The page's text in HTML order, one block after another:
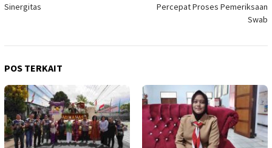
Sinergitas
Percepat Proses Pemeriksaan
Swab
POS TERKAIT